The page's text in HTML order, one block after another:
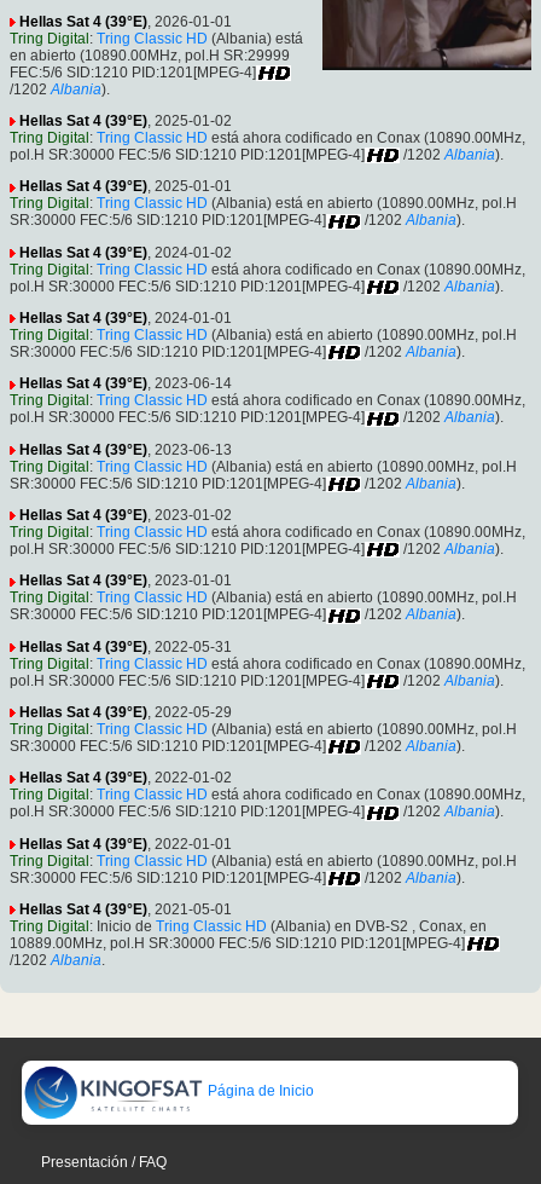
Hellas Sat 4 (39°E) , 2026-01-01
Tring Digital: Tring Classic HD (Albania) está
en abierto (10890.00MHz, pol.H SR:29999
FEC:5/6 SID:1210 PID:1201[MPEG-4]
/1202 Albania).
Hellas Sat 4 (39°E), 2025-01-02
Tring Digital : Tring Classic HD está ahora codificado en Conax (10890.00MHz,
pol.H SR:30000 FEC:5/6 SID:1210 PID:1201[MPEG-4]
/1202 Albania).
Hellas Sat 4 (39°E), 2025-01-01
Tring Digital : Tring Classic HD (Albania) está en abierto (10890.00MHz, pol.H
SR:30000 FEC:5/6 SID:1210 PID:1201[MPEG-4]
/1202 Albania).
Hellas Sat 4 (39°E) , 2024-01-02
Tring Digital: Tring Classic HD está ahora codificado en Conax (10890.00MHz,
pol.H SR:30000 FEC:5/6 SID:1210 PID:1201[MPEG-4]
/1202 Albania).
Hellas Sat 4 (39°E), 2024-01-01
Tring Digital : Tring Classic HD (Albania) está en abierto (10890.00MHz, pol.H
SR:30000 FEC:5/6 SID:1210 PID:1201[MPEG-4]
/1202 Albania).
Hellas Sat 4 (39°E), 2023-06-14
Tring Digital : Tring Classic HD está ahora codificado en Conax (10890.00MHz,
pol.H SR:30000 FEC:5/6 SID:1210 PID:1201[MPEG-4]
/1202 Albania).
Hellas Sat 4 (39°E) , 2023-06-13
Tring Digital: Tring Classic HD (Albania) está en abierto (10890.00MHz, pol.H
SR:30000 FEC:5/6 SID:1210 PID:1201[MPEG-4]
/1202 Albania).
Hellas Sat 4 (39°E), 2023-01-02
Tring Digital : Tring Classic HD está ahora codificado en Conax (10890.00MHz,
pol.H SR:30000 FEC:5/6 SID:1210 PID:1201[MPEG-4]
/1202 Albania).
Hellas Sat 4 (39°E), 2023-01-01
Tring Digital : Tring Classic HD (Albania) está en abierto (10890.00MHz, pol.H
SR:30000 FEC:5/6 SID:1210 PID:1201[MPEG-4]
/1202 Albania).
Hellas Sat 4 (39°E) , 2022-05-31
Tring Digital: Tring Classic HD está ahora codificado en Conax (10890.00MHz,
pol.H SR:30000 FEC:5/6 SID:1210 PID:1201[MPEG-4]
/1202 Albania).
Hellas Sat 4 (39°E), 2022-05-29
Tring Digital: Tring Classic HD (Albania) está en abierto (10890.00MHz, pol.H
SR:30000 FEC:5/6 SID:1210 PID:1201[MPEG-4]
/1202 Albania).
Hellas Sat 4 (39°E), 2022-01-02
Tring Digital : Tring Classic HD está ahora codificado en Conax (10890.00MHz,
pol.H SR:30000 FEC:5/6 SID:1210 PID:1201[MPEG-4]
/1202 Albania).
Hellas Sat 4 (39°E) , 2022-01-01
Tring Digital: Tring Classic HD (Albania) está en abierto (10890.00MHz, pol.H
SR:30000 FEC:5/6 SID:1210 PID:1201[MPEG-4]
/1202 Albania).
Hellas Sat 4 (39°E), 2021-05-01
Tring Digital: Inicio de Tring Classic HD (Albania) en DVB-S2 , Conax, en
10889.00MHz, pol.H SR:30000 FEC:5/6 SID:1210 PID:1201[MPEG-4]
/1202 Albania.
Página de Inicio
Presentación / FAQ